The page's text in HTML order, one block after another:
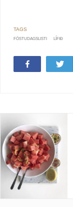
FÖSTUDAGSLISTI LÍFIÐ